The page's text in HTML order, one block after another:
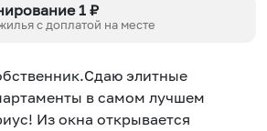
1 ₽
с доплатой на месте
элитные
в самом лучшем
Из окна открывается